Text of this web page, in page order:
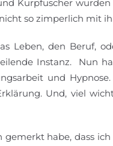
Kurpfuscher
so zimperlich mit
Leben, den Beruf,
Instanz. Nun
und
Und, viel
habe, dass